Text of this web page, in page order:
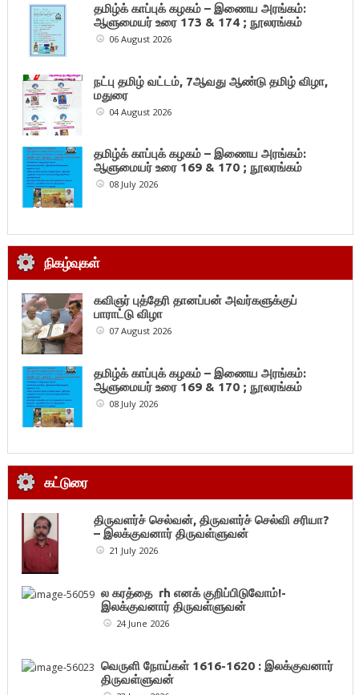
தமிழ்க் காப்புக் கழகம் – இணைய அரங்கம்:
ஆளுமையர் உரை 173 & 174 ; நூலரங்கம்
06 August 2026
நட்பு தமிழ் வட்டம், 7ஆவது ஆண்டு தமிழ் விழா,
மதுரை
04 August 2026
தமிழ்க் காப்புக் கழகம் – இணைய அரங்கம்:
ஆளுமையர் உரை 169 & 170 ; நூலரங்கம்
08 July 2026
நிகழ்வுகள்
கவிஞர் புத்தேரி தானப்பன் அவர்களுக்குப்
பாராட்டு விழா
07 August 2026
தமிழ்க் காப்புக் கழகம் – இணைய அரங்கம்:
ஆளுமையர் உரை 169 & 170 ; நூலரங்கம்
08 July 2026
கட்டுரை
திருவளர்ச் செல்வன், திருவளர்ச் செல்வி சரியா?
– இலக்குவனார் திருவள்ளுவன்
21 July 2026
ல கரத்தை rh எனக் குறிப்பிடுவோம்!-
இலக்குவனார் திருவள்ளுவன்
24 June 2026
வெருளி நோய்கள் 1616-1620 : இலக்குவனார்
திருவள்ளுவன்